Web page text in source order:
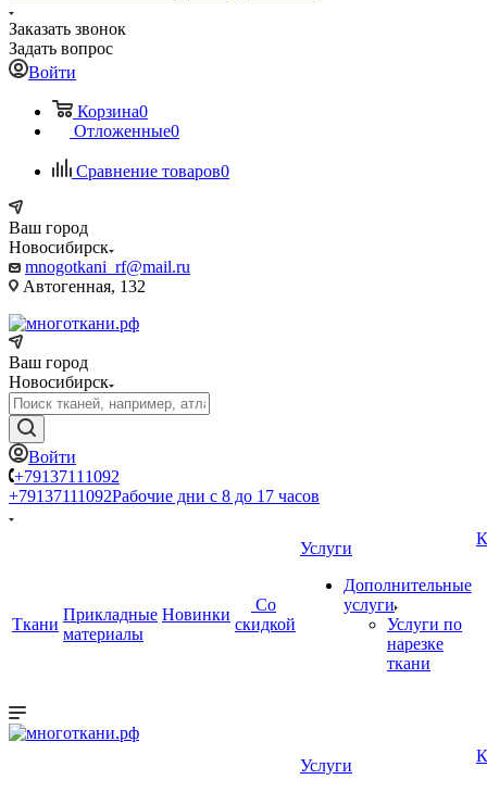
Заказать звонок
Задать вопрос
Войти
Корзина0
Отложенные0
Сравнение товаров0
Ваш город
Новосибирск
mnogotkani_rf@mail.ru
Автогенная, 132
Ваш город
Новосибирск
Войти
+79137111092
+79137111092Рабочие дни с 8 до 17 часов
Ткани
Прикладные
материалы
Новинки
Со
скидкой
Услуги
Дополнительные
услуги
Услуги по
нарезке
ткани
Услуги